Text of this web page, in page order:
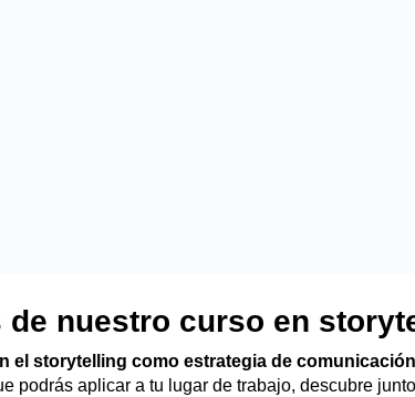
nuestros mensajes resulten más verosímiles y,
la atención. Las historias despiertan en nosotros
el relato. La gente prestará mucha más